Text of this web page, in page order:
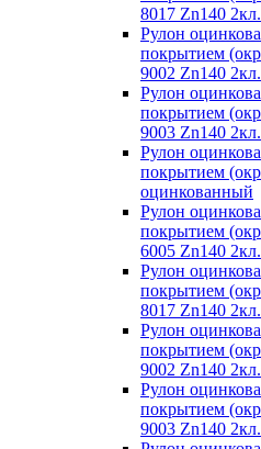
8017 Zn140 2кл.
Рулон
покрытием
9002 Zn140 2кл.
Рулон
покрытием
9003 Zn140 2кл.
Рулон
покрытием
оцинкованный
Рулон
покрытием
6005 Zn140 2кл.
Рулон
покрытием
8017 Zn140 2кл.
Рулон
покрытием
9002 Zn140 2кл.
Рулон
покрытием
9003 Zn140 2кл.